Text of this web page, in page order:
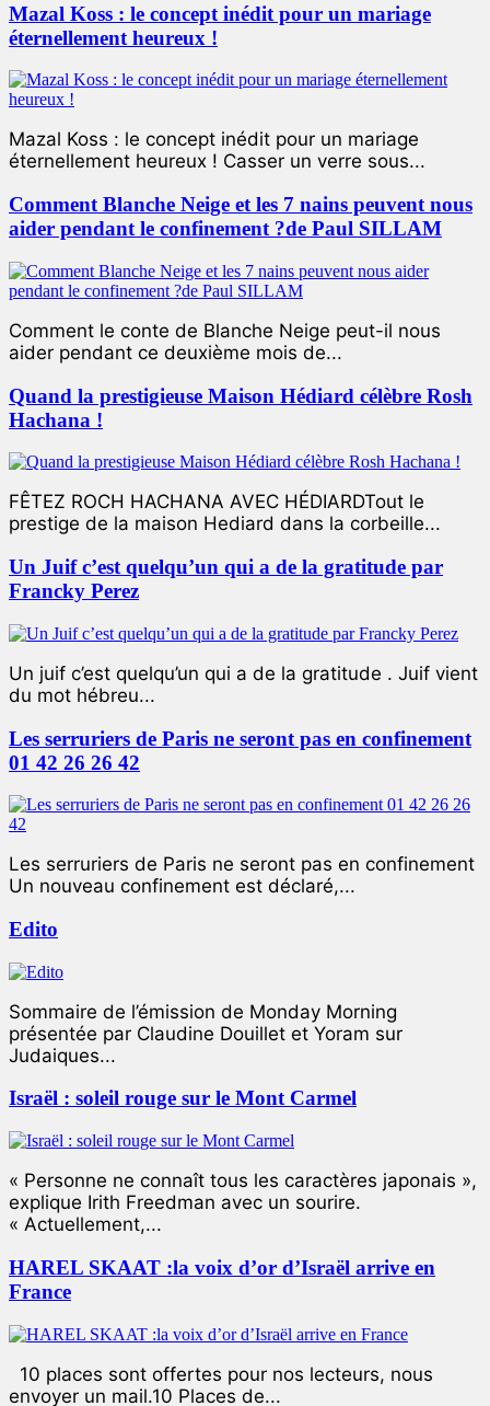
Mazal Koss : le concept inédit pour un mariage
éternellement heureux !
Mazal Koss : le concept inédit pour un mariage
éternellement heureux ! Casser un verre sous...
Comment Blanche Neige et les 7 nains peuvent nous
aider pendant le confinement ?de Paul SILLAM
Comment le conte de Blanche Neige peut-il nous
aider pendant ce deuxième mois de...
Quand la prestigieuse Maison Hédiard célèbre Rosh
Hachana !
FÊTEZ ROCH HACHANA AVEC HÉDIARDTout le
prestige de la maison Hediard dans la corbeille...
Un Juif c’est quelqu’un qui a de la gratitude par
Francky Perez
Un juif c’est quelqu’un qui a de la gratitude . Juif vient
du mot hébreu...
Les serruriers de Paris ne seront pas en confinement
01 42 26 26 42
Les serruriers de Paris ne seront pas en confinement
Un nouveau confinement est déclaré,...
Edito
Sommaire de l’émission de Monday Morning
présentée par Claudine Douillet et Yoram sur
Judaiques...
Israël : soleil rouge sur le Mont Carmel
« Personne ne connaît tous les caractères japonais »,
explique Irith Freedman avec un sourire.
« Actuellement,...
HAREL SKAAT :la voix d’or d’Israël arrive en
France
10 places sont offertes pour nos lecteurs, nous
envoyer un mail.10 Places de...